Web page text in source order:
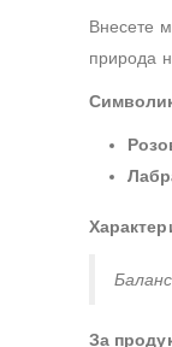
Внесете
природа
За